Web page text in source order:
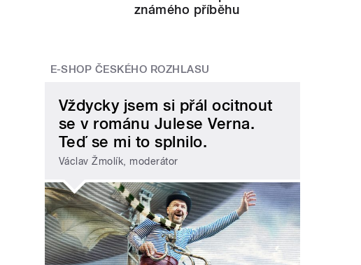
známého příběhu
E-SHOP ČESKÉHO ROZHLASU
Vždycky jsem si přál ocitnout
se v románu Julese Verna.
Teď se mi to splnilo.
Václav Žmolík, moderátor